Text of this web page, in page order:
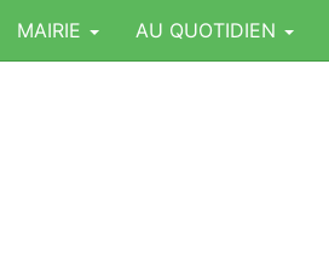
MAIRIE AU QUOTIDIEN